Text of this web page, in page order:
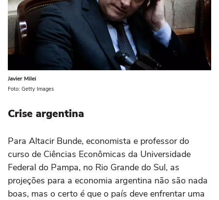
Javier Milei
Foto: Getty Images
Crise argentina
Para Altacir Bunde, economista e professor do
curso de Ciências Econômicas da Universidade
Federal do Pampa, no Rio Grande do Sul, as
projeções para a economia argentina não são nada
boas, mas o certo é que o país deve enfrentar uma